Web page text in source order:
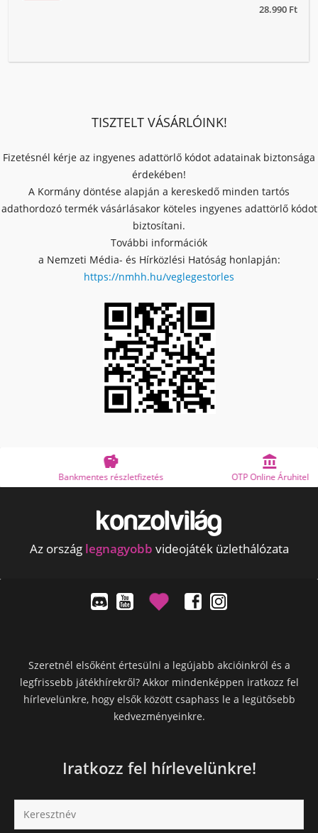
28.990 Ft
TISZTELT VÁSÁRLÓINK!
Fizetésnél kérje az ingyenes adattörlő kódot adatainak biztonsága
érdekében!
A Kormány döntése alapján a kereskedő minden tartós
adathordozó termék vásárlásakor köteles ingyenes adattörlő kódot
biztosítani.
További információk
a Nemzeti Média- és Hírközlési Hatóság honlapján:
https://nmhh.hu/veglegestorles
Bankmentes részletfizetés OTP Online Áruhitel
Az ország legnagyobb videojáték üzlethálózata
Szeretnél elsőként értesülni a legújabb akcióinkról és a
legfrissebb játékhírekről? Akkor mindenképpen iratkozz fel
hírlevelünkre, hogy elsők között csaphass le a legütősebb
kedvezményeinkre.
Iratkozz fel hírlevelünkre!